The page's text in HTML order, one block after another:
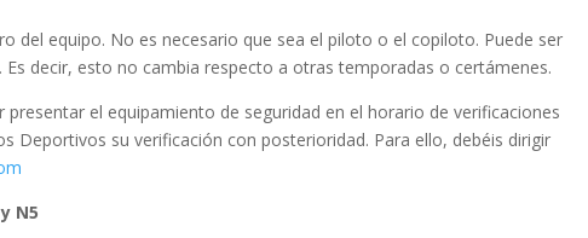
del equipo. No es necesario que sea el piloto o el copiloto. Puede ser
decir, esto no cambia respecto a otras temporadas o certámenes.
el equipamiento de seguridad en el horario de verificaciones
Deportivos su verificación con posterioridad. Para ello, debéis dirigir
N5